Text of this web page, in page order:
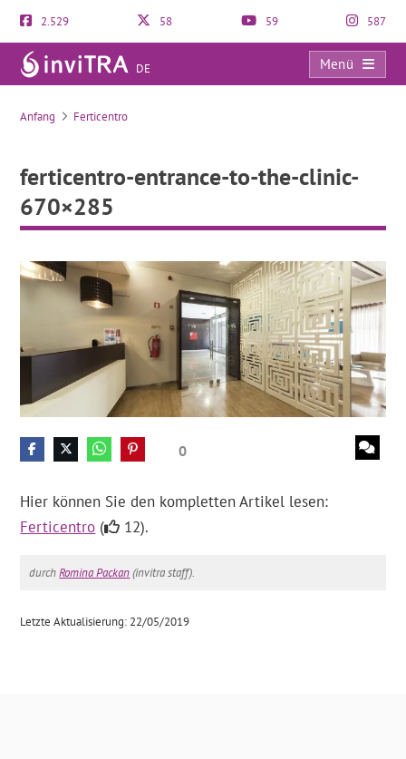
2.529 58 59 587
DE
Menü
ferticentro-entrance-to-the-clinic-670×285
Anfang Ferticentro
ferticentro-entrance-to-the-clinic-
670×285
0
Hier können Sie den kompletten Artikel lesen:
Ferticentro ( 12).
durchRomina Packan(invitra staff).
Letzte Aktualisierung: 22/05/2019